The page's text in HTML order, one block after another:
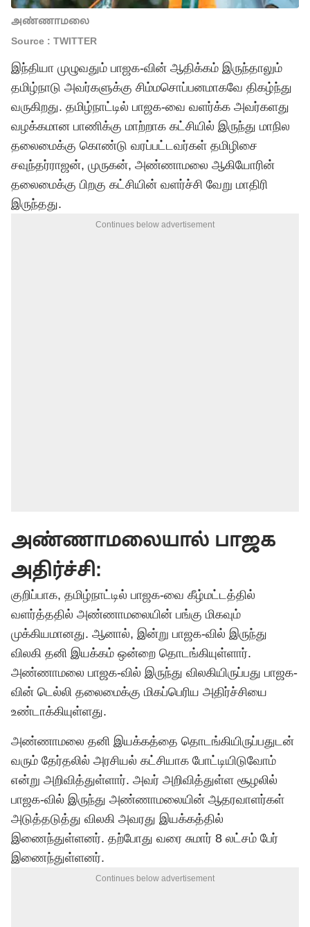
அண்ணாமலை
Source : TWITTER
இந்தியா முழுவதும் பாஜக-வின் ஆதிக்கம் இருந்தாலும்
தமிழ்நாடு அவர்களுக்கு சிம்மசொப்பனமாகவே திகழ்ந்து
வருகிறது. தமிழ்நாட்டில் பாஜக-வை வளர்க்க அவர்களது
வழக்கமான பாணிக்கு மாற்றாக கட்சியில் இருந்து மாநில
தலைமைக்கு கொண்டு வரப்பட்டவர்கள் தமிழிசை
சவுந்தர்ராஜன், முருகன், அண்ணாமலை ஆகியோரின்
தலைமைக்கு பிறகு கட்சியின் வளர்ச்சி வேறு மாதிரி
இருந்தது.
Continues below advertisement
அண்ணாமலையால் பாஜக
அதிர்ச்சி:
குறிப்பாக, தமிழ்நாட்டில் பாஜக-வை கீழ்மட்டத்தில்
வளர்த்ததில் அண்ணாமலையின் பங்கு மிகவும்
முக்கியமானது. ஆனால், இன்று பாஜக-வில் இருந்து
விலகி தனி இயக்கம் ஒன்றை தொடங்கியுள்ளார்.
அண்ணாமலை பாஜக-வில் இருந்து விலகியிருப்பது பாஜக-
வின் டெல்லி தலைமைக்கு மிகப்பெரிய அதிர்ச்சியை
உண்டாக்கியுள்ளது.
அண்ணாமலை தனி இயக்கத்தை தொடங்கியிருப்பதுடன்
வரும் தேர்தலில் அரசியல் கட்சியாக போட்டியிடுவோம்
என்று அறிவித்துள்ளார். அவர் அறிவித்துள்ள சூழலில்
பாஜக-வில் இருந்து அண்ணாமலையின் ஆதரவாளர்கள்
அடுத்தடுத்து விலகி அவரது இயக்கத்தில்
இணைந்துள்ளனர். தற்போது வரை சுமார் 8 லட்சம் பேர்
இணைந்துள்ளனர்.
Continues below advertisement